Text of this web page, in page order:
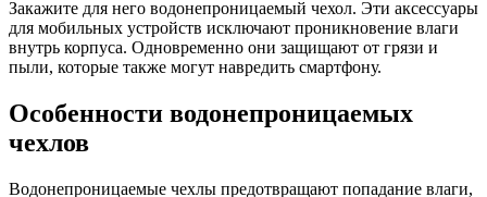
Закажите для него водонепроницаемый чехол. Эти аксессуары
для мобильных устройств исключают проникновение влаги
внутрь корпуса. Одновременно они защищают от грязи и
пыли, которые также могут навредить смартфону.
Особенности водонепроницаемых
чехлов
Водонепроницаемые чехлы предотвращают попадание влаги,